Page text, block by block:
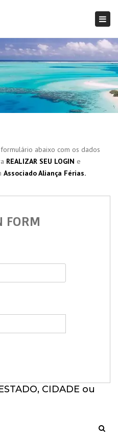
abaixo com os dados
REALIZAR SEU LOGIN e
Associado Aliança Férias.
FORM
CIDADE ou